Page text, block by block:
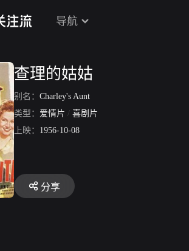
导航
查理的姑姑
别名： Charley's Aunt
类型： 爱情片 / 喜剧片
上映： 1956-10-08
分享